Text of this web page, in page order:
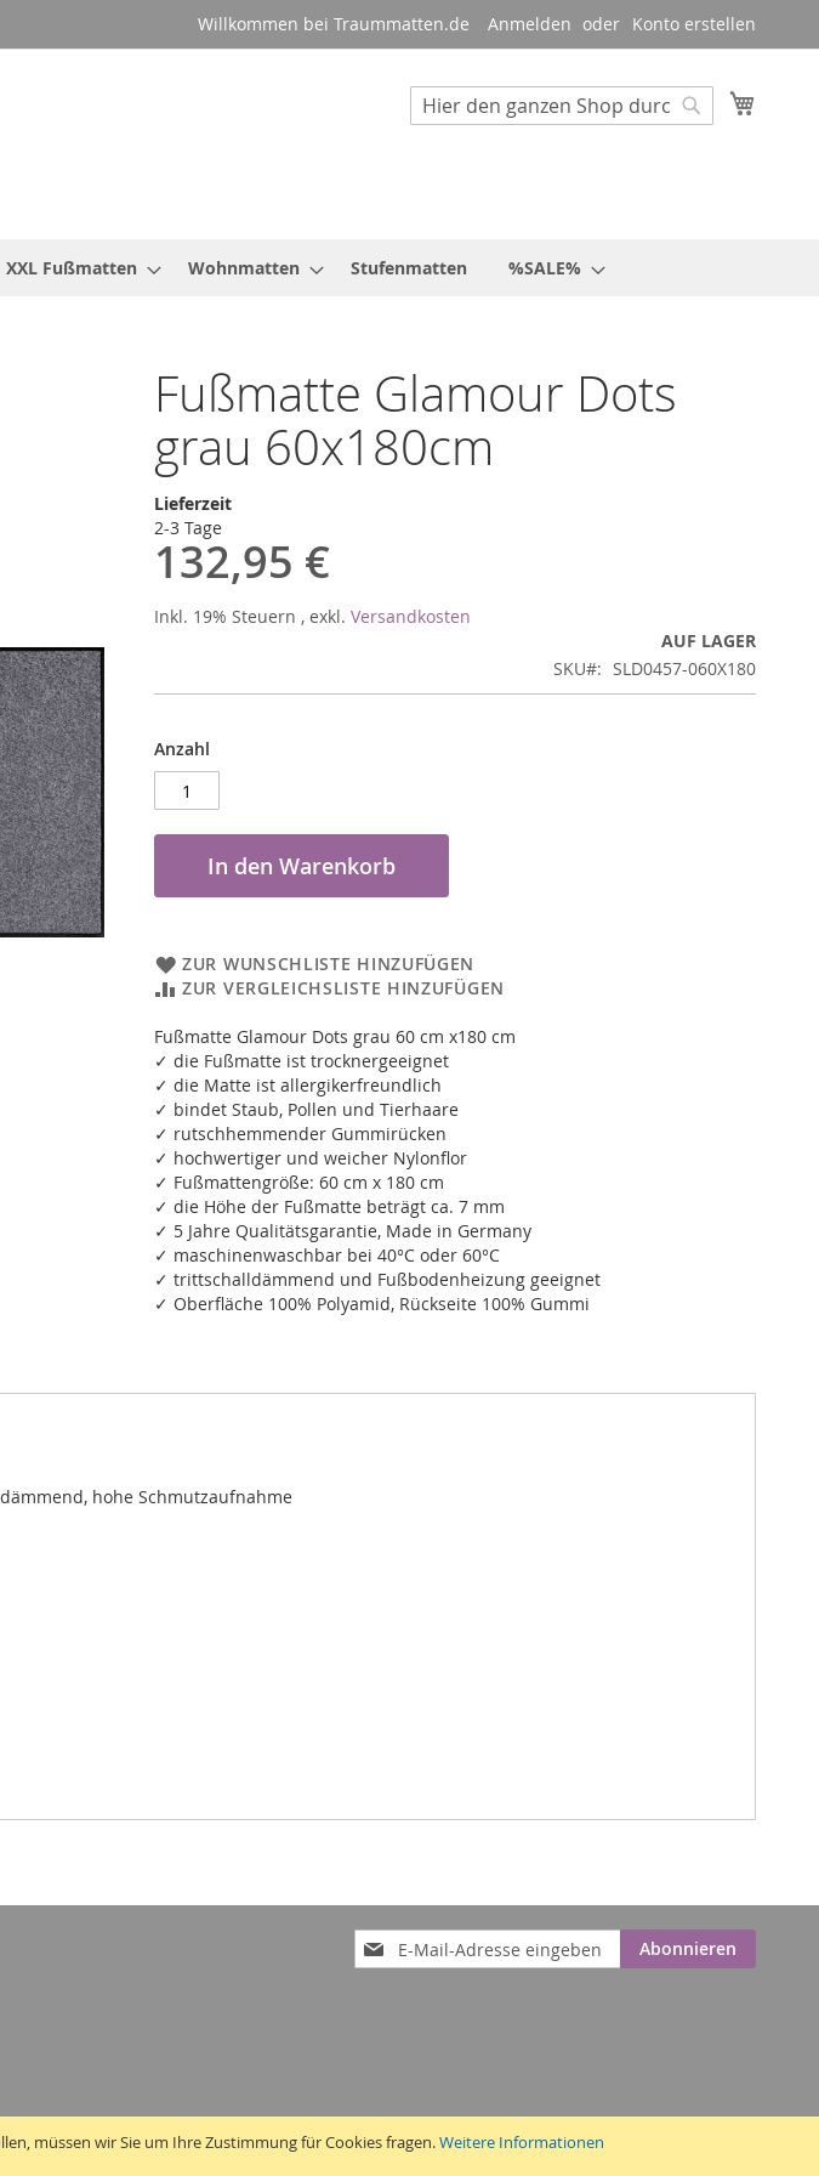
müssen wir Sie um Ihre Zustimmung für Cookies fragen.Weitere Informationen
Willkommen bei Traummatten.de Anmelden Konto erstellen
Suche
XXL Fußmatten Wohnmatten Stufenmatten %SALE%
Fußmatte Glamour Dots
grau 60x180cm
Lieferzeit
2-3 Tage
132,95 €
Inkl. 19% Steuern , exkl. Versandkosten
AUF LAGER
SKU
SLD0457-060X180
Anzahl
In den Warenkorb
ZUR WUNSCHLISTE HINZUFÜGEN
ZUR VERGLEICHSLISTE HINZUFÜGEN
Fußmatte Glamour Dots grau 60 cm x180 cm
✓ die Fußmatte ist trocknergeeignet
✓ die Matte ist allergikerfreundlich
✓ bindet Staub, Pollen und Tierhaare
✓ rutschhemmender Gummirücken
✓ hochwertiger und weicher Nylonflor
✓ Fußmattengröße: 60 cm x 180 cm
✓ die Höhe der Fußmatte beträgt ca. 7 mm
✓ 5 Jahre Qualitätsgarantie, Made in Germany
✓ maschinenwaschbar bei 40°C oder 60°C
✓ trittschalldämmend und Fußbodenheizung geeignet
✓ Oberfläche 100% Polyamid, Rückseite 100% Gummi
hohe Schmutzaufnahme
Anmeldung
zum
Abonnieren